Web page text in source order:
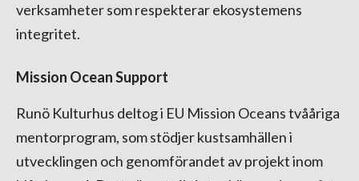
verksamheter som respekterar ekosystemens
integritet.
Mission Ocean Support
Runö Kulturhus deltog i EU Mission Oceans tvååriga
mentorprogram, som stödjer kustsamhällen i
utvecklingen och genomförandet av projekt inom